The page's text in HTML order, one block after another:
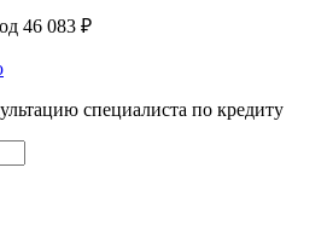
46 083 ₽
специалиста по кредиту